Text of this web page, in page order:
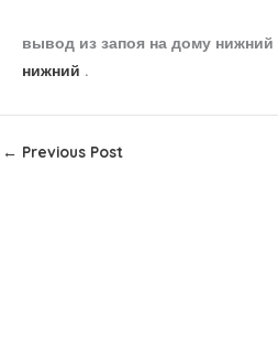
вывод из запоя на дому нижний
нижний .
← Previous Post